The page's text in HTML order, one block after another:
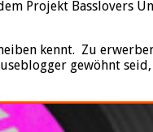
Projekt Basslovers
kennt. Zu
gewöhnt